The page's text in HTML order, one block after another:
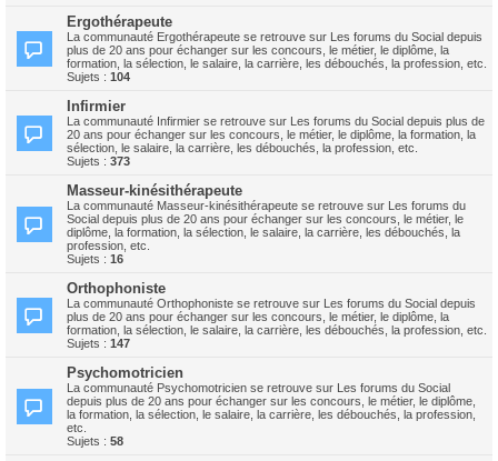
Ergothérapeute
La communauté Ergothérapeute se retrouve sur Les forums du Social depuis
plus de 20 ans pour échanger sur les concours, le métier, le diplôme, la
formation, la sélection, le salaire, la carrière, les débouchés, la profession, etc.
Sujets : 104
Infirmier
La communauté Infirmier se retrouve sur Les forums du Social depuis plus de
20 ans pour échanger sur les concours, le métier, le diplôme, la formation, la
sélection, le salaire, la carrière, les débouchés, la profession, etc.
Sujets : 373
Masseur-kinésithérapeute
La communauté Masseur-kinésithérapeute se retrouve sur Les forums du
Social depuis plus de 20 ans pour échanger sur les concours, le métier, le
diplôme, la formation, la sélection, le salaire, la carrière, les débouchés, la
profession, etc.
Sujets : 16
Orthophoniste
La communauté Orthophoniste se retrouve sur Les forums du Social depuis
plus de 20 ans pour échanger sur les concours, le métier, le diplôme, la
formation, la sélection, le salaire, la carrière, les débouchés, la profession, etc.
Sujets : 147
Psychomotricien
La communauté Psychomotricien se retrouve sur Les forums du Social
depuis plus de 20 ans pour échanger sur les concours, le métier, le diplôme,
la formation, la sélection, le salaire, la carrière, les débouchés, la profession,
etc.
Sujets : 58